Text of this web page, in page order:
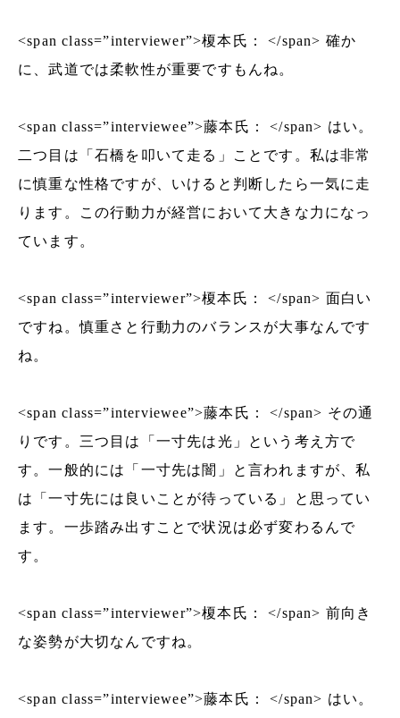
<span class=”interviewer”>榎本氏： </span> 確か
に、武道では柔軟性が重要ですもんね。
<span class=”interviewee”>藤本氏： </span> はい。
二つ目は「石橋を叩いて走る」ことです。私は非常
に慎重な性格ですが、いけると判断したら一気に走
ります。この行動力が経営において大きな力になっ
ています。
<span class=”interviewer”>榎本氏： </span> 面白い
ですね。慎重さと行動力のバランスが大事なんです
ね。
<span class=”interviewee”>藤本氏： </span> その通
りです。三つ目は「一寸先は光」という考え方で
す。一般的には「一寸先は闇」と言われますが、私
は「一寸先には良いことが待っている」と思ってい
ます。一歩踏み出すことで状況は必ず変わるんで
す。
<span class=”interviewer”>榎本氏： </span> 前向き
な姿勢が大切なんですね。
<span class=”interviewee”>藤本氏： </span> はい。